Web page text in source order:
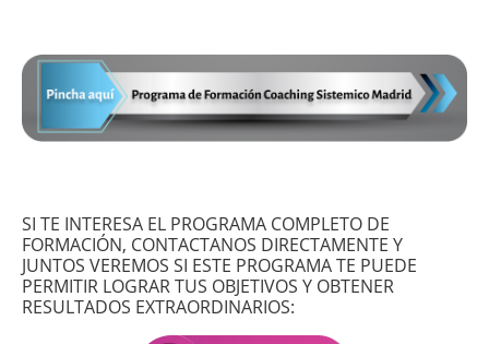
SI TE INTERESA EL PROGRAMA COMPLETO DE
FORMACIÓN, CONTACTANOS DIRECTAMENTE Y
JUNTOS VEREMOS SI ESTE PROGRAMA TE PUEDE
PERMITIR LOGRAR TUS OBJETIVOS Y OBTENER
RESULTADOS EXTRAORDINARIOS: